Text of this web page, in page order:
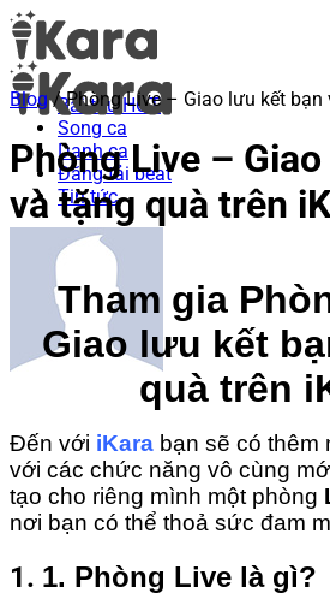
Bài thu HOT
Song ca
Danh ca
Đăng tải beat
Tin tức
Blog / Phòng Live – Giao lưu kết bạn
Phòng Live –
và tặng quà trên
Tham gia
Giao lưu kết
quà trên
Đến với iKara bạn sẽ có thêm
với các chức năng vô cùng
tạo cho riêng mình một phòng
nơi bạn có thể thoả sức đam
1. 1. Phòng Live là gì?